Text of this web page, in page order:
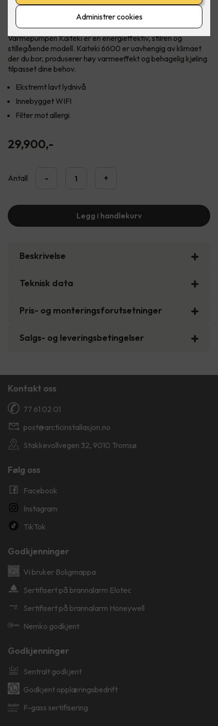
Ypperste kvalitet og prisvinnende design
Varmepumpen Kaiteki er en energieffektiv, stilren og
stillegående modell. Kaiteki 6600 er uavhengig av klimaet
der du bor, produserer høy varmeeffekt og behagelig kjøling
tilpasset dine behov.
Ekstremt lavt lydnivå
Innebygget WIFI
Filter mot allergi
29,900,-
Antall - +
Legg i handlekurv
Beskrivelse
Teknisk data
Pris- og monteringsforutsetninger
Salgs- og leveringsbetingelser
Kontakt oss
77 61 02 01
post@arcticinstallasjon.no
Stakkevollvegen 32, 9010 Tromsø
Følg oss
Facebook
Instagram
TikTok
Godkjenninger
Vi bruker Boligmappa
Sertifisert på brannalarm Elotec
Sertifisert på brannalarm Honeywell
Nemko godkjent
Godkjenninger
Sentralt godkjent
Godkjent opplæringsbedrift
F-gass sertifisering